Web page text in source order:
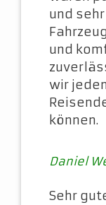
und
und
wir
können.
Daniel
Sehr